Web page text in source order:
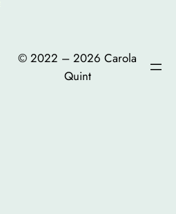
©️ 2022 – 2026 Carola
Quint